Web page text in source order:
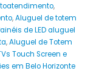
,
,Aluguel de totem
de LED aluguel
,Aluguel de Totem
Touch Screen e
em Belo Horizonte